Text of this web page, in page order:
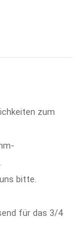
zum
bitte.
für das 3/4